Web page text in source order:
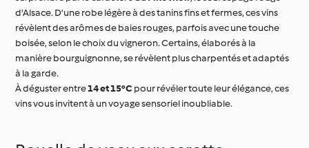
boisée, selon le choix du vigneron. Certains, élaborés à la
manière bourguignonne, se révèlent plus charpentés et adaptés
à la garde.
À déguster entre
pour révéler toute leur élégance, ces
vins vous invitent à un voyage sensoriel inoubliable.
Rouelle de veau aux carotte
Découvrez l'accord parfait entre la
rouelle de veau aux carottes